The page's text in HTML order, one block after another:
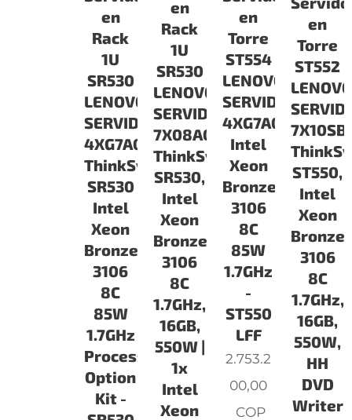
en
Rack
1U
SR530
LENOVO
SERVIDORES
4XG7A07206
ThinkSystem
SR530
Intel
Xeon
Bronze
3106
8C
85W
1.7GHz
Processor
Option
Kit -
en
Rack
1U
SR530
LENOVO
SERVIDORES
7X08A066LA
ThinkSystem
SR530,
Intel
Xeon
Bronze
3106
8C
1.7GHz,
16GB,
550W |
1x
Intel
Xeon
en
Torre
ST554
LENOVO
SERVIDORES
4XG7A07218
Intel
Xeon
Bronze
3106
8C
85W
1.7GHz
-
ST550
LFF
2.753.2
00,00
COP
en
Torre
ST552
ST550,
Intel
Xeon
Bronze
3106
8C
1.7GHz,
16GB,
550W,
HH
DVD
Writer